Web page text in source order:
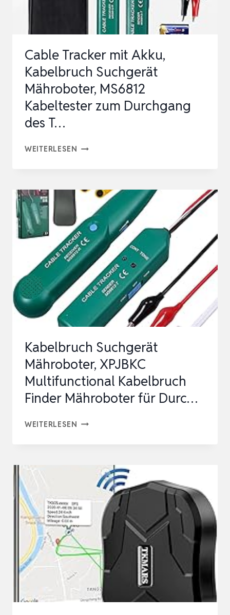
MAGNET
PEILSENDER,
WASSERD…
Cable Tracker mit Akku,
Kabelbruch Suchgerät
Mähroboter, MS6812
Kabeltester zum Durchgang
des T…
WEITERLESEN CABLE
AKKU,
KABELBRUCH
SUCHGERÄT
MÄHROBOTER,
MS6812
KABELTESTER
ZUM
DURCHGANG
Kabelbruch Suchgerät
Mähroboter, XPJBKC
Multifunctional Kabelbruch
Finder Mähroboter für Durc…
WEITERLESEN KABELBRUCH
XPJBKC
MULTIFUNCTIONAL
KABELBRUCH
FINDER
MÄHROBOTER
FÜR
DURC…